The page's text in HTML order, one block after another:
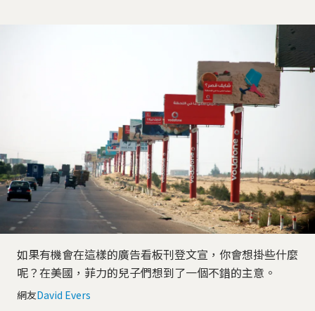
如果有機會在這樣的廣告看板刊登文宣，你會想掛些什麼
呢？在美國，菲力的兒子們想到了一個不錯的主意。
網友David Evers